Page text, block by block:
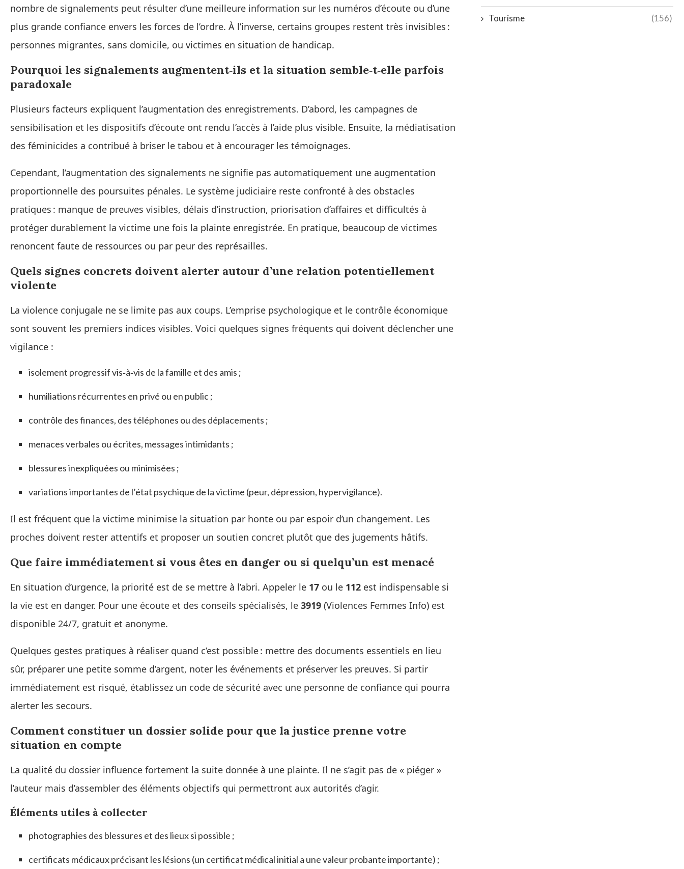
nombre de signalements peut résulter d’une meilleure information sur les numéros d’écoute ou d’une
plus grande confiance envers les forces de l’ordre. À l’inverse, certains groupes restent très invisibles :
personnes migrantes, sans domicile, ou victimes en situation de handicap.
Pourquoi les signalements augmentent‑ils et la situation semble‑t‑elle parfois
paradoxale
Plusieurs facteurs expliquent l’augmentation des enregistrements. D’abord, les campagnes de
sensibilisation et les dispositifs d’écoute ont rendu l’accès à l’aide plus visible. Ensuite, la médiatisation
des féminicides a contribué à briser le tabou et à encourager les témoignages.
Cependant, l’augmentation des signalements ne signifie pas automatiquement une augmentation
proportionnelle des poursuites pénales. Le système judiciaire reste confronté à des obstacles
pratiques : manque de preuves visibles, délais d’instruction, priorisation d’affaires et difficultés à
protéger durablement la victime une fois la plainte enregistrée. En pratique, beaucoup de victimes
renoncent faute de ressources ou par peur des représailles.
Quels signes concrets doivent alerter autour d’une relation potentiellement
violente
La violence conjugale ne se limite pas aux coups. L’emprise psychologique et le contrôle économique
sont souvent les premiers indices visibles. Voici quelques signes fréquents qui doivent déclencher une
vigilance :
isolement progressif vis‑à‑vis de la famille et des amis ;
humiliations récurrentes en privé ou en public ;
contrôle des finances, des téléphones ou des déplacements ;
menaces verbales ou écrites, messages intimidants ;
blessures inexpliquées ou minimisées ;
variations importantes de l’état psychique de la victime (peur, dépression, hypervigilance).
Il est fréquent que la victime minimise la situation par honte ou par espoir d’un changement. Les
proches doivent rester attentifs et proposer un soutien concret plutôt que des jugements hâtifs.
Que faire immédiatement si vous êtes en danger ou si quelqu’un est menacé
En situation d’urgence, la priorité est de se mettre à l’abri. Appeler le 17 ou le 112 est indispensable si
la vie est en danger. Pour une écoute et des conseils spécialisés, le 3919 (Violences Femmes Info) est
disponible 24/7, gratuit et anonyme.
Quelques gestes pratiques à réaliser quand c’est possible : mettre des documents essentiels en lieu
sûr, préparer une petite somme d’argent, noter les événements et préserver les preuves. Si partir
immédiatement est risqué, établissez un code de sécurité avec une personne de confiance qui pourra
alerter les secours.
Comment constituer un dossier solide pour que la justice prenne votre
situation en compte
La qualité du dossier influence fortement la suite donnée à une plainte. Il ne s’agit pas de « piéger »
l’auteur mais d’assembler des éléments objectifs qui permettront aux autorités d’agir.
Éléments utiles à collecter
photographies des blessures et des lieux si possible ;
certificats médicaux précisant les lésions (un certificat médical initial a une valeur probante importante) ;
Tourisme (156)